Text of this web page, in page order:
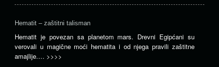
Hematit – zaštitni talisman
Hematit je povezan sa planetom mars. Drevni Egipćani su
verovali u magične moći hematita i od njega pravili zaštitne
amajlije.… >>>>